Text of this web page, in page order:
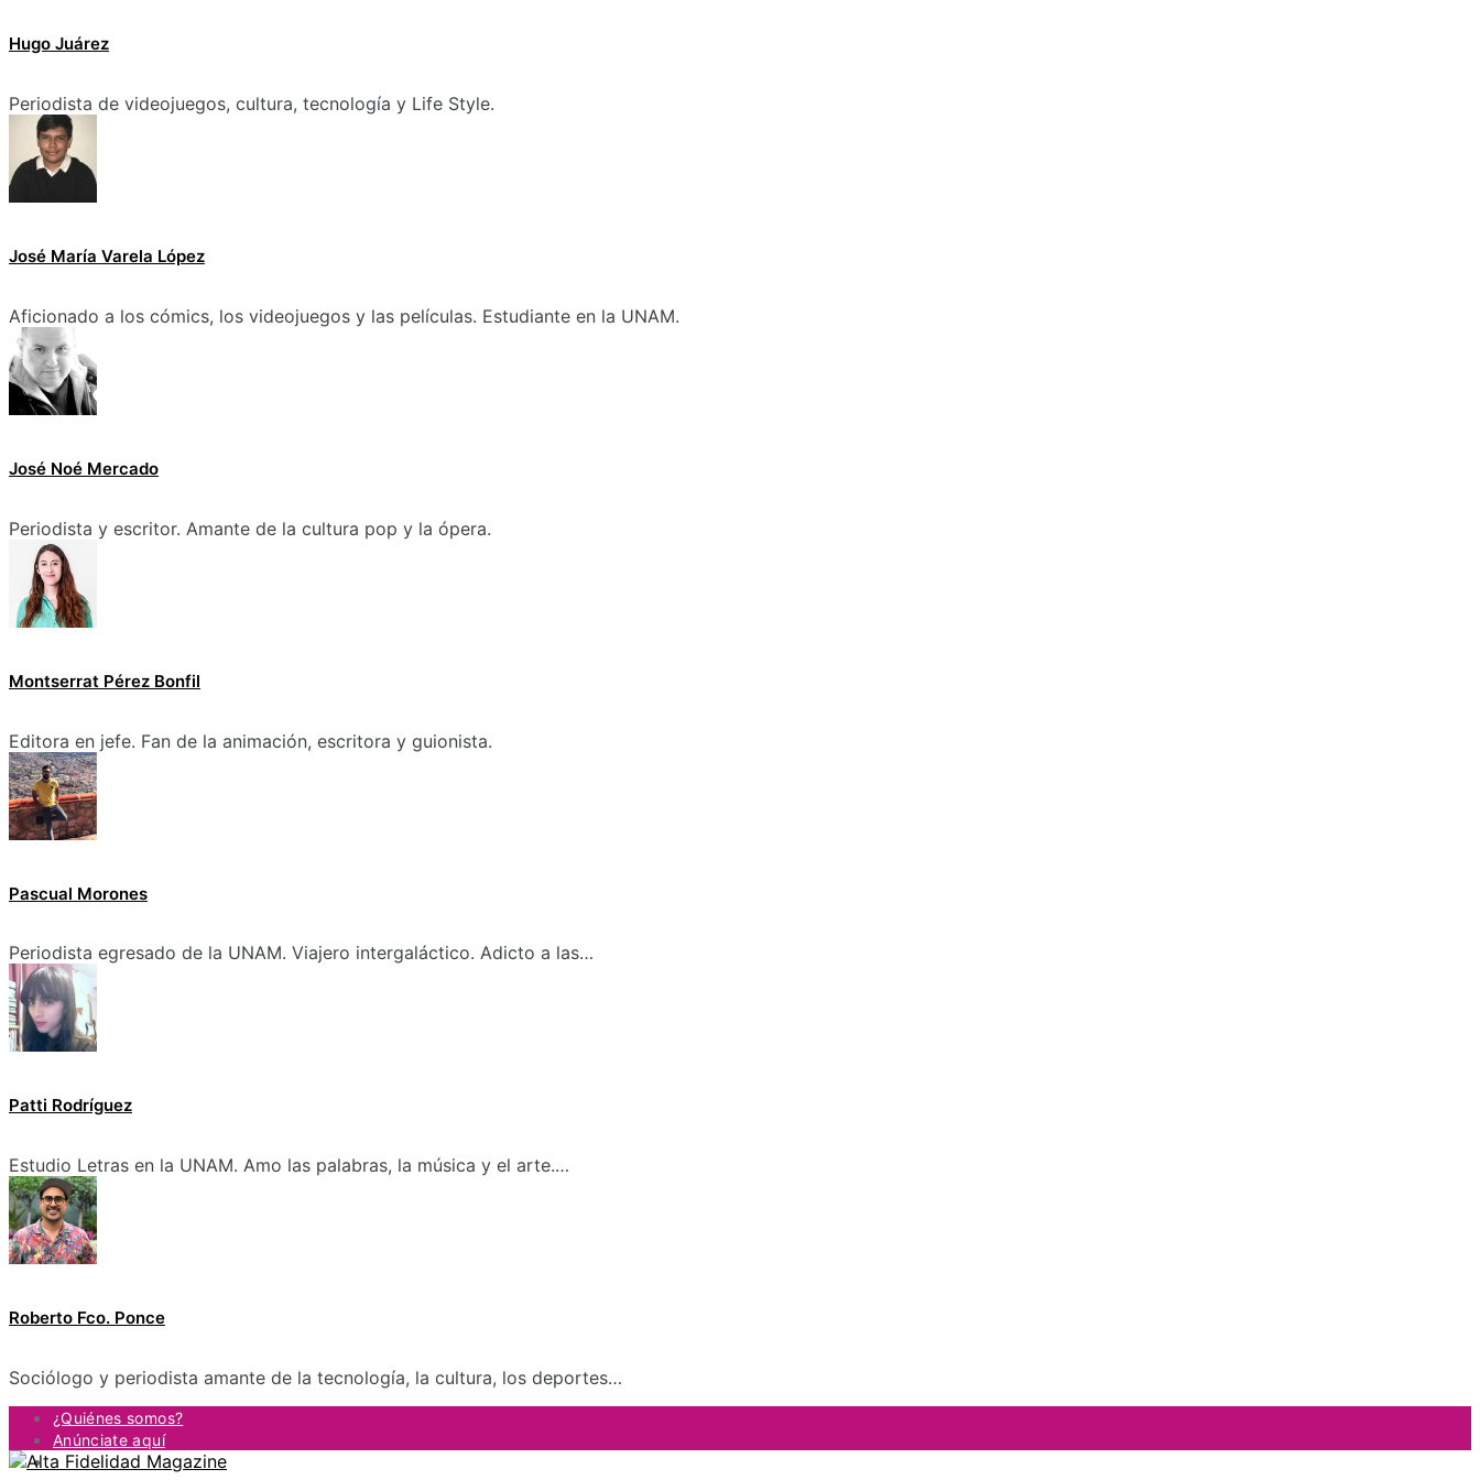
Hugo Juárez
Periodista de videojuegos, cultura, tecnología y Life Style.
José María Varela López
Aficionado a los cómics, los videojuegos y las películas. Estudiante en la UNAM.
José Noé Mercado
Periodista y escritor. Amante de la cultura pop y la ópera.
Montserrat Pérez Bonfil
Editora en jefe. Fan de la animación, escritora y guionista.
Pascual Morones
Periodista egresado de la UNAM. Viajero intergaláctico. Adicto a las…
Patti Rodríguez
Estudio Letras en la UNAM. Amo las palabras, la música y el arte.…
Roberto Fco. Ponce
Sociólogo y periodista amante de la tecnología, la cultura, los deportes…
¿Quiénes somos?
Anúnciate aquí
Contacto